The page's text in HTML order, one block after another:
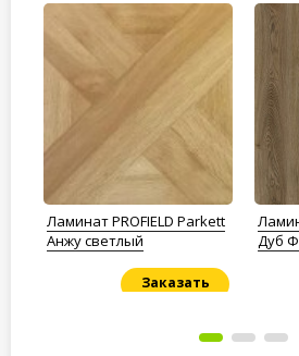
Ламинат PROFIELD Parkett
Анжу светлый
Заказать
Дуб